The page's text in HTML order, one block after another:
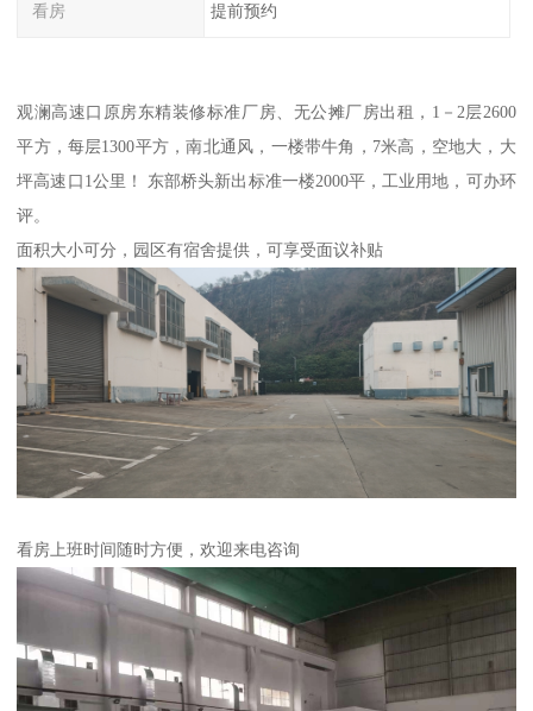
看房 提前预约
观澜高速口原房东精装修标准厂房、无公摊厂房出租，1－2层2600
平方，每层1300平方，南北通风，一楼带牛角，7米高，空地大，大
坪高速口1公里！ 东部桥头新出标准一楼2000平，工业用地，可办环
评。
面积大小可分，园区有宿舍提供，可享受面议补贴
看房上班时间随时方便，欢迎来电咨询